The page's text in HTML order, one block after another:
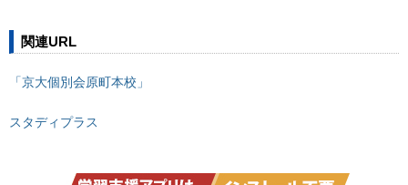
関連URL
「京大個別会原町本校」
スタディプラス